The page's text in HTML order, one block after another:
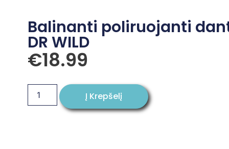
Balinanti poliruojanti
DR WILD
€18.99
Į Krepšelį